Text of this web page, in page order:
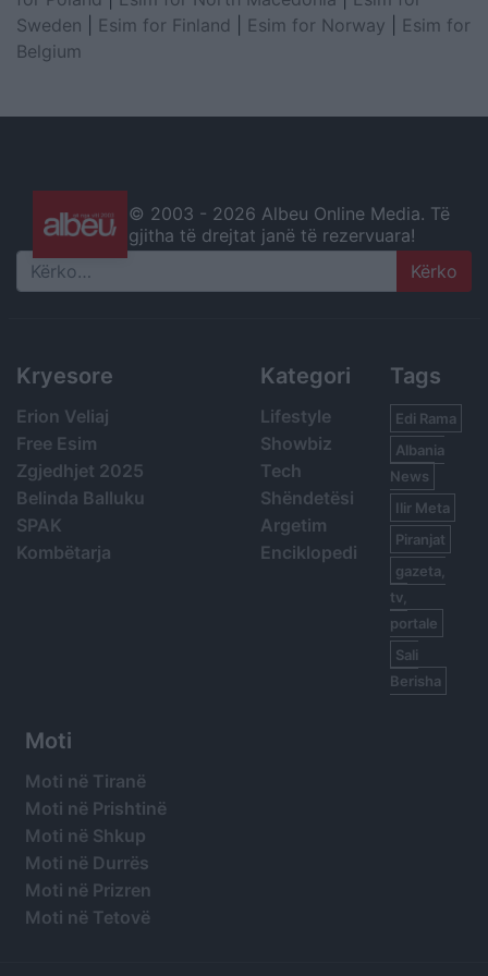
Sweden
Esim for Finland Esim for Norway
Esim for
Belgium
© 2003 - 2026 Albeu Online Media. Të
gjitha të drejtat janë të rezervuara!
Search
Kryesore
Erion Veliaj
Free Esim
Zgjedhjet 2025
Belinda Balluku
SPAK
Kombëtarja
Kategori
Lifestyle
Showbiz
Tech
Shëndetësi
Argetim
Enciklopedi
Tags
Edi Rama
Albania
News
Ilir Meta
Piranjat
gazeta,
tv,
portale
Sali
Berisha
Moti
Moti në Tiranë
Moti në Prishtinë
Moti në Shkup
Moti në Durrës
Moti në Prizren
Moti në Tetovë